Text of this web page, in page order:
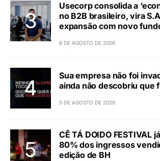
Usecorp consolida a
no B2B brasileiro, vira
expansão com novo
6 DE AGOSTO DE 2026
Sua empresa não foi
ainda não descobriu que
5 DE AGOSTO DE 2026
CÊ TÁ DOIDO FESTIVAL
80% dos ingressos
edição de BH